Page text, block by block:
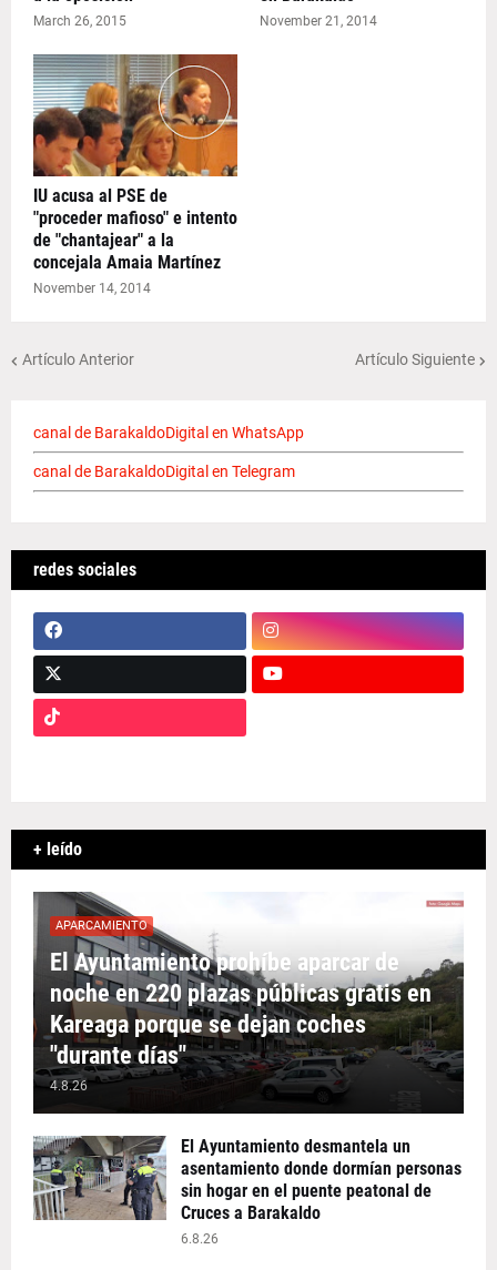
March 26, 2015 November 21, 2014
IU acusa al PSE de
"proceder mafioso" e intento
de "chantajear" a la
concejala Amaia Martínez
November 14, 2014
Artículo Anterior Artículo Siguiente
canal de BarakaldoDigital en WhatsApp
canal de BarakaldoDigital en Telegram
redes sociales
+ leído
APARCAMIENTO
El Ayuntamiento prohíbe aparcar de
noche en 220 plazas públicas gratis en
Kareaga porque se dejan coches
"durante días"
4.8.26
El Ayuntamiento desmantela un
asentamiento donde dormían personas
sin hogar en el puente peatonal de
Cruces a Barakaldo
6.8.26